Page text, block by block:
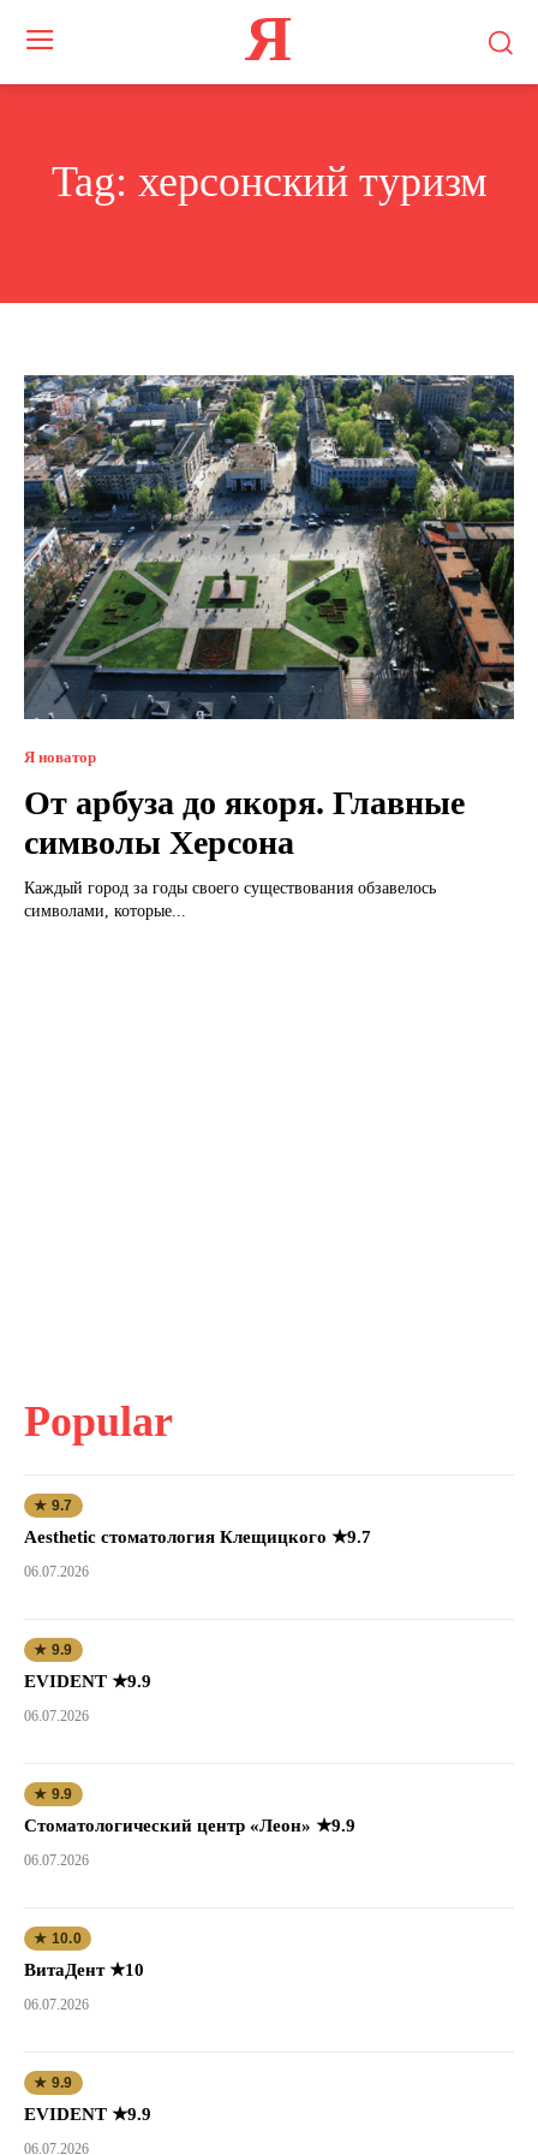
Я
Tag: херсонский туризм
Я новатор
От арбуза до якоря. Главные
символы Херсона
Каждый город за годы своего существования обзавелось
символами, которые...
Popular
★ 9.7
Aesthetic стоматология Клещицкого ★9.7
06.07.2026
★ 9.9
EVIDENT ★9.9
06.07.2026
★ 9.9
Стоматологический центр «Леон» ★9.9
06.07.2026
★ 10.0
ВитаДент ★10
06.07.2026
★ 9.9
EVIDENT ★9.9
06.07.2026